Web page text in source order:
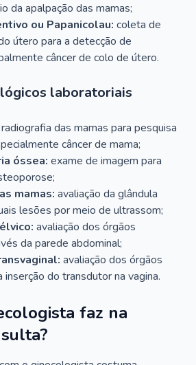
da apalpação das mamas;
ou Papanicolau: coleta de
útero para a detecção de
câncer de colo de útero.
laboratoriais
radiografia das mamas para pesquisa
câncer de mama;
óssea: exame de imagem para
mamas: avaliação da glândula
lesões por meio de ultrassom;
avaliação dos órgãos
da parede abdominal;
avaliação dos órgãos
do transdutor na vagina.
faz na